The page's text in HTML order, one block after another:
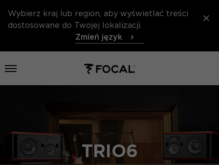
Wybierz kraj lub region, aby wyświetlać treści
dostosowane do Twojej lokalizacji.
Zmień język
Otwórz menu
TRIO6